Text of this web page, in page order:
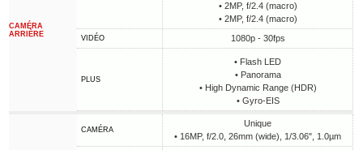
CAMÉRA
ARRIÈRE
• 2MP, f/2.4 (macro)
• 2MP, f/2.4 (macro)
VIDÉO 1080p - 30fps
PLUS
• Flash LED
• Panorama
• High Dynamic Range (HDR)
• Gyro-EIS
CAMÉRA
Unique
• 16MP, f/2.0, 26mm (wide), 1/3.06", 1.0µm